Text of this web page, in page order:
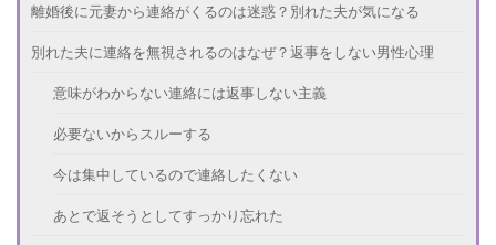
離婚後に元妻から連絡がくるのは迷惑？別れた夫が気になる
別れた夫に連絡を無視されるのはなぜ？返事をしない男性心理
意味がわからない連絡には返事しない主義
必要ないからスルーする
今は集中しているので連絡したくない
あとで返そうとしてすっかり忘れた